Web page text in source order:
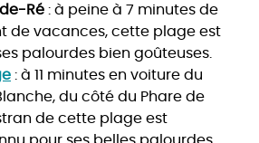
Ré : à peine à 7 minutes de
de vacances, cette plage est
palourdes bien goûteuses.
: à 11 minutes en voiture du
du côté du Phare de
de cette plage est